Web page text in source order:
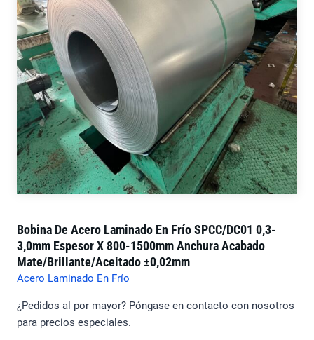
Bobina De Acero Laminado En Frío SPCC/DC01 0,3-
3,0mm Espesor X 800-1500mm Anchura Acabado
Mate/brillante/aceitado ±0,02mm
Acero Laminado En Frío
¿Pedidos al por mayor? Póngase en contacto con nosotros
para precios especiales.